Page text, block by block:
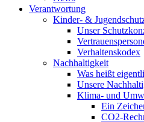
Verantwortung
Kinder- &
Unser
Verhaltenskodex
Nachhaltigkeit
Was heißt
Unsere
Klima- und
Ein
CO2-